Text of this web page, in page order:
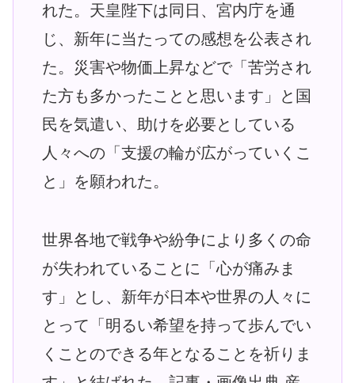
れた。天皇陛下は同日、宮内庁を通
じ、新年に当たっての感想を公表され
た。災害や物価上昇などで「苦労され
た方も多かったことと思います」と国
民を気遣い、助けを必要としている
人々への「支援の輪が広がっていくこ
と」を願われた。
世界各地で戦争や紛争により多くの命
が失われていることに「心が痛みま
す」とし、新年が日本や世界の人々に
とって「明るい希望を持って歩んでい
くことのできる年となることを祈りま